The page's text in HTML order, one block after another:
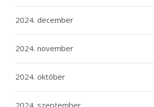
2024. december
2024. november
2024. október